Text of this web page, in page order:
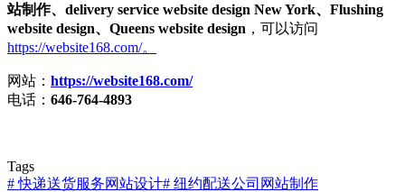
站制作、delivery service website design New York、Flushing
website design、Queens website design ，可以访问
https://website168.com/。
网站： https://website168.com/
电话： 646-764-4893
Tags
#快递送货服务网站设计# 纽约配送公司网站制作